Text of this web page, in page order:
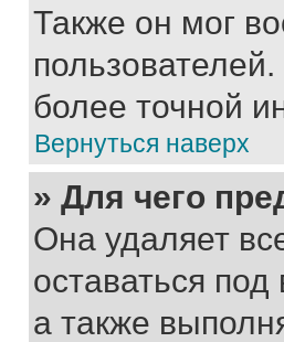
Также он мог
более точной
Вернуться наверх
» Для чего
Она удаляет
оставаться
а также